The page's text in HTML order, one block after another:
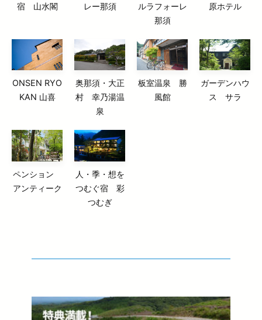
宿 山水閣
レー那須
ルラフォーレ
那須
原ホテル
ONSEN RYO
KAN 山喜
奥那須・大正
村 幸乃湯温
泉
板室温泉 勝
風館
ガーデンハウ
ス サラ
ペンション
アンティーク
人・季・想を
つむぐ宿 彩
つむぎ